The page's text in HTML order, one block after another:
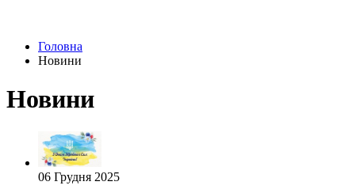
Головна
Новини
Новини
06 Грудня 2025